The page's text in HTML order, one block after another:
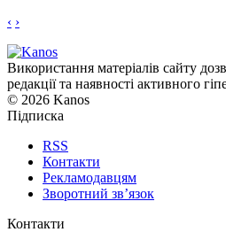
‹ ›
Використання матеріалів сайту
редакції та наявності активного
© 2026 Kanos
Підписка
RSS
Контакти
Рекламодавцям
Зворотний зв’язок
Контакти